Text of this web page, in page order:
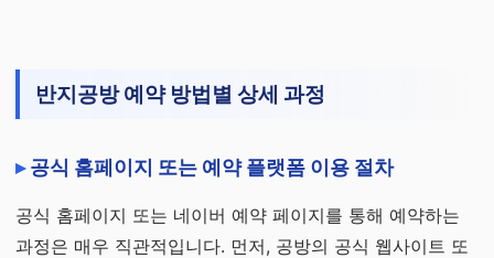
반지공방 예약 방법별 상세 과정
공식 홈페이지 또는 예약 플랫폼 이용 절차
공식 홈페이지 또는 네이버 예약 페이지를 통해 예약하는
과정은 매우 직관적입니다. 먼저, 공방의 공식 웹사이트 또